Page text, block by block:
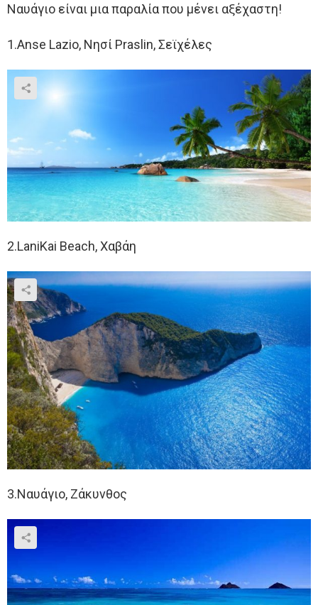
Ναυάγιο είναι μια παραλία που μένει αξέχαστη!
1.Anse Lazio, Νησί Praslin, Σεϊχέλες
2.LaniKai Beach, Χαβάη
3.Ναυάγιο, Ζάκυνθος